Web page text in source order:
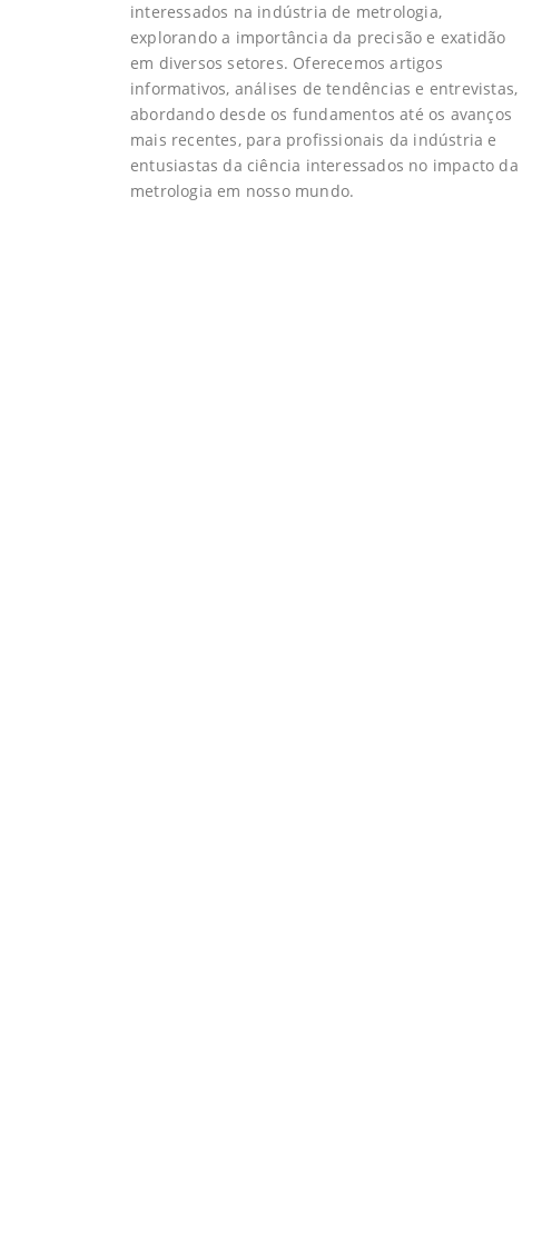
interessados na indústria de metrologia,
explorando a importância da precisão e exatidão
em diversos setores. Oferecemos artigos
informativos, análises de tendências e entrevistas,
abordando desde os fundamentos até os avanços
mais recentes, para profissionais da indústria e
entusiastas da ciência interessados no impacto da
metrologia em nosso mundo.